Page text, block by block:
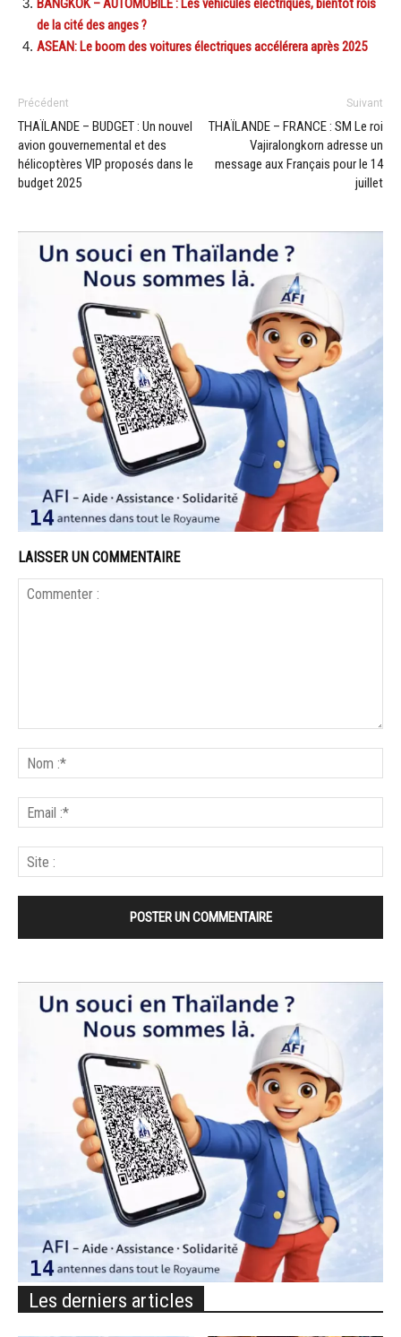
BANGKOK – AUTOMOBILE : Les véhicules électriques, bientôt rois
de la cité des anges ?
ASEAN: Le boom des voitures électriques accélérera après 2025
Précédent
THAÏLANDE – BUDGET : Un nouvel
avion gouvernemental et des
hélicoptères VIP proposés dans le
budget 2025
Suivant
THAÏLANDE – FRANCE : SM Le roi
Vajiralongkorn adresse un
message aux Français pour le 14
juillet
LAISSER UN COMMENTAIRE
Les derniers articles